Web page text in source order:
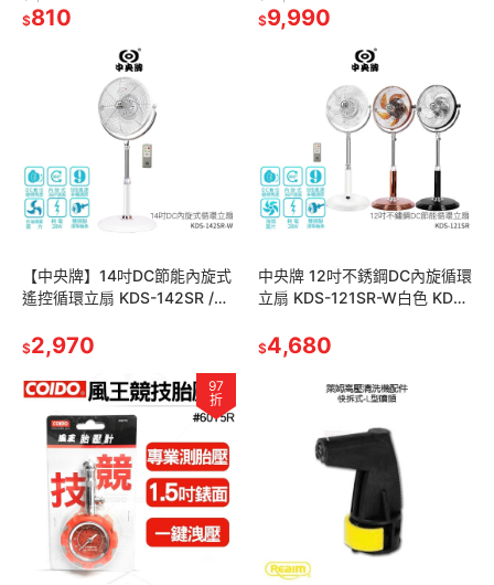
三段風速 自動擺頭
$810
降溫有感 消暑解熱
$9,990
【中央牌】14吋DC節能內旋式
遙控循環立扇 KDS-142SR /
$2,970
中央牌 12吋不銹鋼DC內旋循環
立扇 KDS-121SR-W白色 KDS-
黑
$4,680
97
折